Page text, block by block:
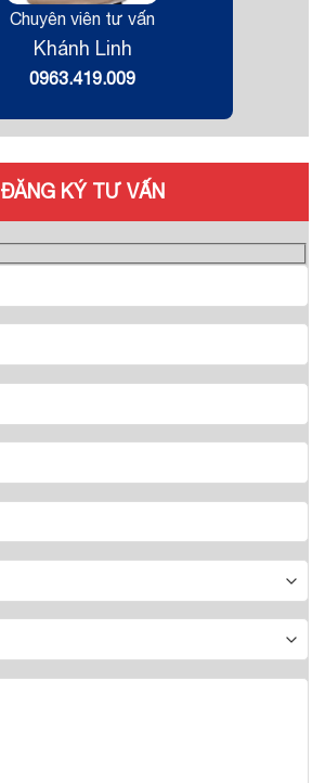
Chuyên viên tư vấn
Khánh Linh
0963.419.009
ĐĂNG KÝ TƯ VẤN